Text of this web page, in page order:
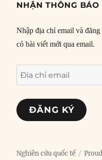
NHẬN THÔNG
Nhập địa chỉ email và
có bài viết mới qua email.
Địa
chỉ
email
ĐĂNG KÝ
Nghiên cứu quốc tế